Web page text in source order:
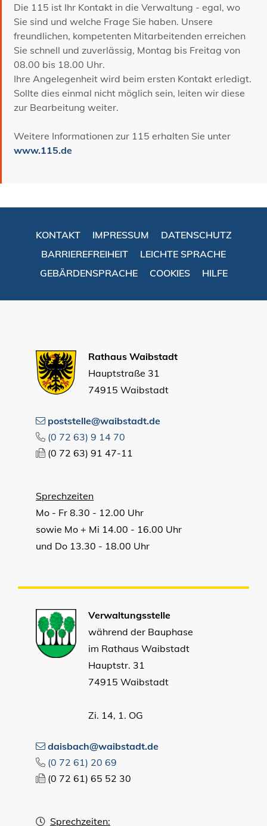
Die 115 ist Ihr Kontakt in die Verwaltung - egal, wo
Sie sind und welche Frage Sie haben. Unsere
freundlichen, kompetenten Mitarbeitenden erreichen
Sie schnell und zuverlässig, Montag bis Freitag von
08.00 bis 18.00 Uhr.
Ihre Angelegenheit wird beim ersten Kontakt erledigt.
Sollte dies einmal nicht möglich sein, leiten wir diese
zur Bearbeitung weiter.
Weitere Informationen zur 115 erhalten Sie unter
www.115.de
KONTAKT IMPRESSUM
DATENSCHUTZ
BARRIEREFREIHEIT
LEICHTE SPRACHE
GEBÄRDENSPRACHE
COOKIES HILFE
Rathaus Waibstadt
Hauptstraße 31
74915 Waibstadt
poststelle@waibstadt.de
(0 72 63) 9 14 70
(0 72 63) 91 47-11
Sprechzeiten
Mo - Fr 8.30 - 12.00 Uhr
sowie Mo + Mi 14.00 - 16.00 Uhr
und Do 13.30 - 18.00 Uhr
Verwaltungsstelle
während der Bauphase
im Rathaus Waibstadt
Hauptstr. 31
74915 Waibstadt
Zi. 14, 1. OG
daisbach@waibstadt.de
(0 72 61) 20 69
(0 72 61) 65 52 30
Sprechzeiten: